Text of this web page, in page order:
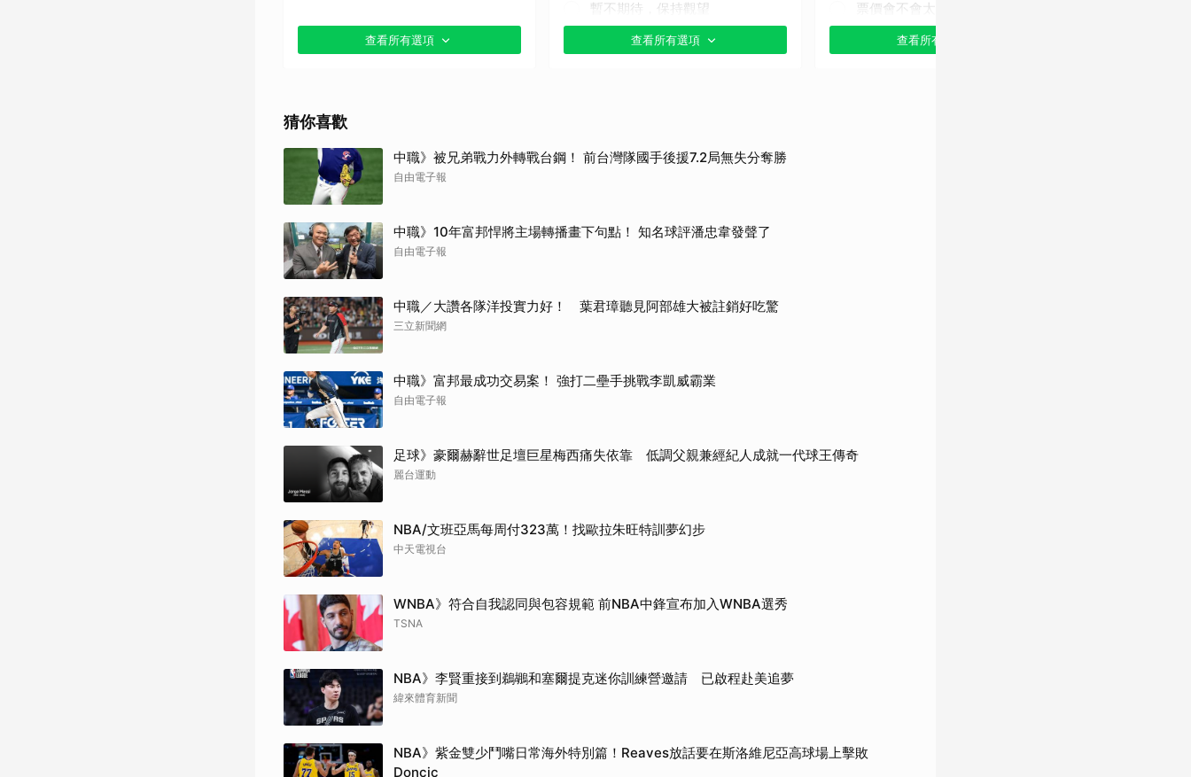
查看所有選項
暫不期待，保持觀望
查看所有選項
票價會不會太難入手
其他（歡迎貼文分享）
查看所有選項
猜你喜歡
中職》被兄弟戰力外轉戰台鋼！ 前台灣隊國手後援7.2局無失分奪勝
自由電子報
中職》10年富邦悍將主場轉播畫下句點！ 知名球評潘忠韋發聲了
自由電子報
中職／大讚各隊洋投實力好！ 葉君璋聽見阿部雄大被註銷好吃驚
三立新聞網
中職》富邦最成功交易案！ 強打二壘手挑戰李凱威霸業
自由電子報
足球》豪爾赫辭世足壇巨星梅西痛失依靠 低調父親兼經紀人成就一代球王傳奇
麗台運動
NBA/文班亞馬每周付323萬！找歐拉朱旺特訓夢幻步
中天電視台
WNBA》符合自我認同與包容規範 前NBA中鋒宣布加入WNBA選秀
TSNA
NBA》李賢重接到鵜鶘和塞爾提克迷你訓練營邀請 已啟程赴美追夢
緯來體育新聞
NBA》紫金雙少鬥嘴日常海外特別篇！Reaves放話要在斯洛維尼亞高球場上擊敗
Doncic